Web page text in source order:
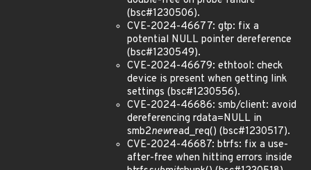
(bsc#1230506).
CVE-2024-46677: gtp: fix a
potential NULL pointer dereference
(bsc#1230549).
CVE-2024-46679: ethtool: check
device is present when getting link
settings (bsc#1230556).
CVE-2024-46686: smb/client: avoid
dereferencing rdata=NULL in
smb2newread_req() (bsc#1230517).
CVE-2024-46687: btrfs: fix a use-
after-free when hitting errors inside